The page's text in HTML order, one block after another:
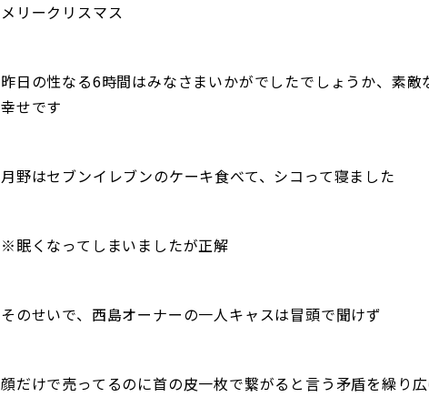
メリークリスマス
昨日の性なる6時間はみなさまいかがでしたでしょうか、素敵
幸せです
月野はセブンイレブンのケーキ食べて、シコって寝ました
※眠くなってしまいましたが正解
そのせいで、西島オーナーの一人キャスは冒頭で聞けず
顔だけで売ってるのに首の皮一枚で繋がると言う矛盾を繰り